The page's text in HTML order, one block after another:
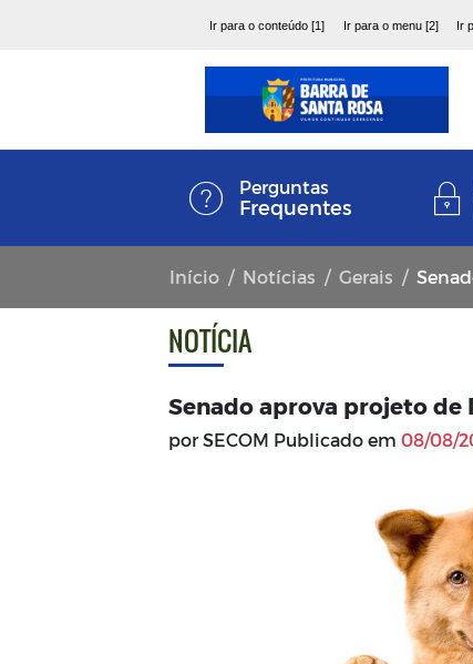
Ir para o conteúdo [1] Ir para o menu [2] Ir
Perguntas
Frequentes
Início Notícias Gerais
NOTÍCIA
Senado aprova projeto de
por SECOM Publicado em 08/08/